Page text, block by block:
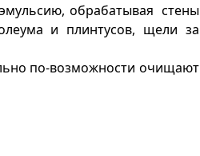
обрабатывая стены
и плинтусов, щели за
по-возможности очищают